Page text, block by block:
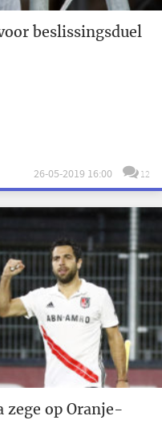
beslissingsduel
26-05-2019 16:00 12
zege op Oranje-